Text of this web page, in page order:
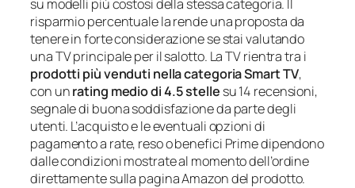
su modelli più costosi della stessa categoria. Il
risparmio percentuale la rende una proposta da
tenere in forte considerazione se stai valutando
una TV principale per il salotto. La TV rientra tra i
prodotti più venduti nella categoria Smart TV,
con unrating medio di 4.5 stelle su 14 recensioni,
segnale di buona soddisfazione da parte degli
utenti. L’acquisto e le eventuali opzioni di
pagamento a rate, reso o benefici Prime dipendono
dalle condizioni mostrate al momento dell’ordine
direttamente sulla pagina Amazon del prodotto.